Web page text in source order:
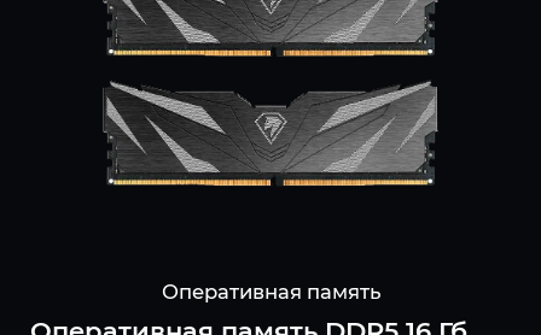
Оперативная память